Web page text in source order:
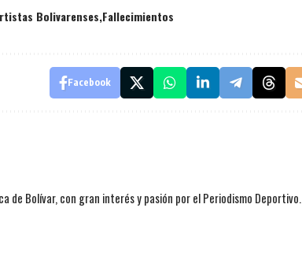
Bolivarenses Fallecimientos
Facebook
de Bolívar, con gran interés y pasión por el Periodismo Deportivo.